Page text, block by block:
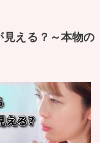
える？～本物の